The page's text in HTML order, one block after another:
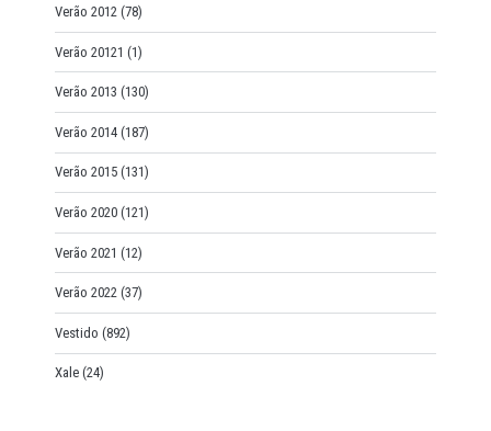
Verão 2012 (78)
Verão 20121 (1)
Verão 2013 (130)
Verão 2014 (187)
Verão 2015 (131)
Verão 2020 (121)
Verão 2021 (12)
Verão 2022 (37)
Vestido (892)
Xale (24)